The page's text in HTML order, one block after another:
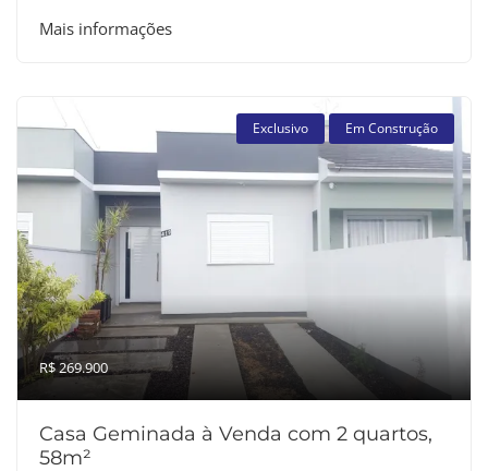
Mais informações
Exclusivo Em Construção
R$ 269.900
Casa Geminada à Venda com 2 quartos,
58m²